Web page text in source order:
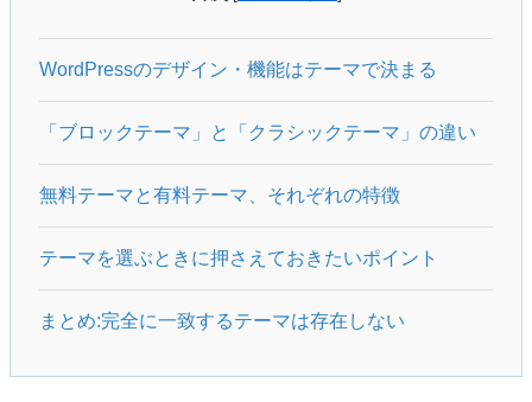
WordPressのデザイン・機能はテーマで決まる
「ブロックテーマ」と「クラシックテーマ」の違い
無料テーマと有料テーマ、それぞれの特徴
テーマを選ぶときに押さえておきたいポイント
まとめ:完全に一致するテーマは存在しない